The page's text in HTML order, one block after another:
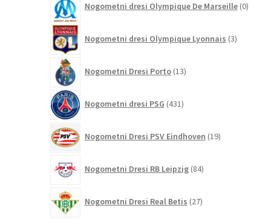
Nogometni dresi Olympique De Marseille 0
Nogometni dresi Olympique Lyonnais 3izdelki
Nogometni Dresi Porto 13izdelkov
Nogometni dresi PSG 431izdelkov
Nogometni Dresi PSV Eindhoven 19izdelkov
Nogometni Dresi RB Leipzig 84izdelkov
Nogometni Dresi Real Betis 27izdelkov